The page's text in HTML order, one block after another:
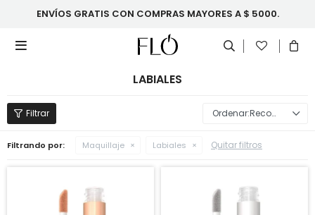
ENVÍOS GRATIS CON COMPRAS MAYORES A $ 5000.

LABIALES
Recomendados
Filtrando por: Maquillaje Labiales Quitar filtros